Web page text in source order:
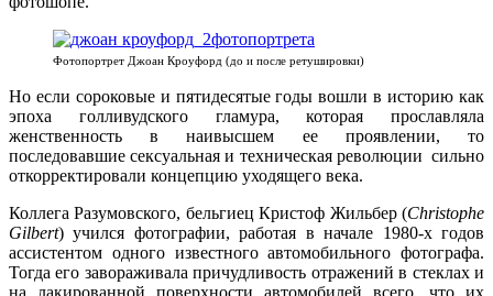
Фотопортрет Джоан Кроуфорд (до и после ретушировки)
Но если сороковые и пятидесятые годы вошли в историю как
эпоха голливудского гламура, которая прославляла
женственность в наивысшем ее проявлении, то
последовавшие сексуальная и техническая революции сильно
откорректировали концепцию уходящего века.
Коллега Разумовского, бельгиец Кристоф Жильбер (Christophe
Gilbert) учился фотографии, работая в начале 1980-х годов
ассистентом одного известного автомобильного фотографа.
Тогда его завораживала причудливость отражений в стеклах и